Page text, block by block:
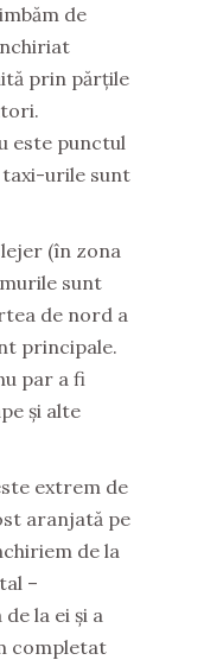
de
prin părțile
este punctul
urile sunt
(în zona
sunt
de nord a
principale.
par a fi
și alte
extrem de
aranjată pe
de la
–
la ei și a
completat